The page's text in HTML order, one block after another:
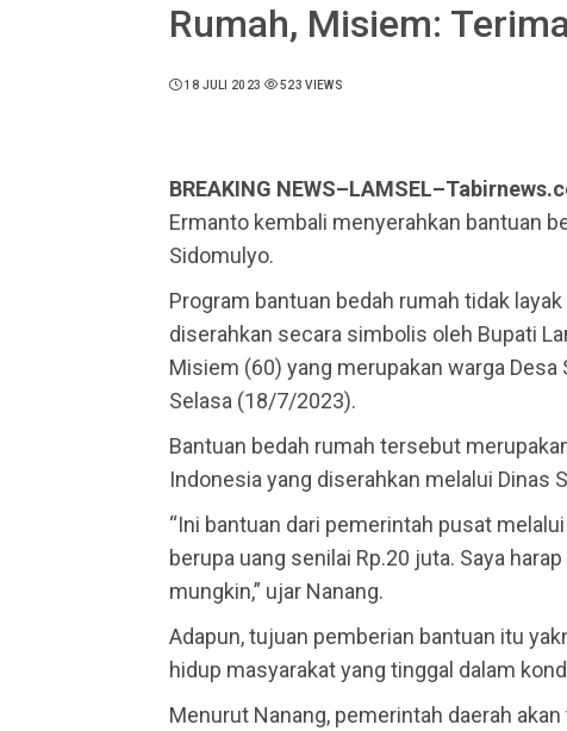
Rumah, Misiem:
18 JULI 2023 523 VIEWS
BREAKING
Ermanto kembali menyerahkan bantuan
Sidomulyo.
Program bantuan bedah rumah tidak
diserahkan secara simbolis oleh Bupati
Misiem (60) yang merupakan warga
Selasa (18/7/2023).
Bantuan bedah rumah tersebut
Indonesia yang diserahkan melalui Dinas
“Ini bantuan dari pemerintah pusat
berupa uang senilai Rp.20 juta. Saya
mungkin,” ujar Nanang.
Adapun, tujuan pemberian bantuan itu
hidup masyarakat yang tinggal dalam
Menurut Nanang, pemerintah daerah